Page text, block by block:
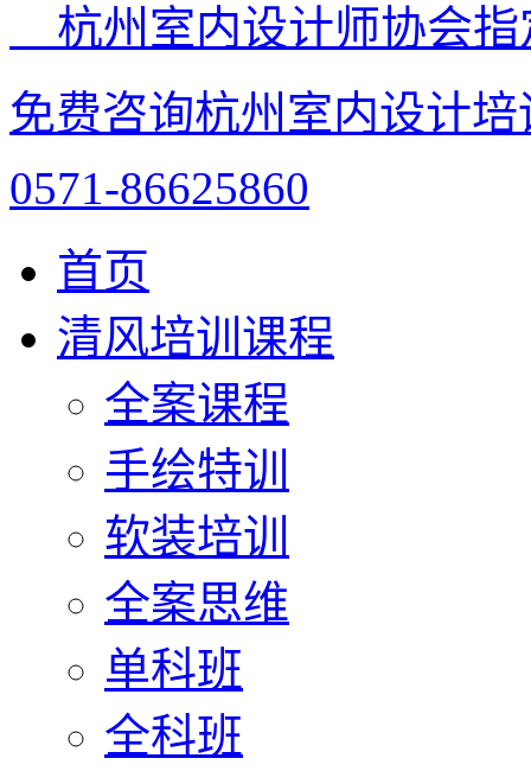
杭州室内设计师协会
免费咨询杭州室内设计
0571-86625860
首页
清风培训课程
全案课程
手绘特训
软装培训
全案思维
单科班
全科班